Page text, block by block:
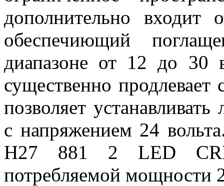
дополнительно входит
обеспечиющий
диапазоне от 12 до 30
существенно
позволяет
с напряжением 24
H27 881 2 LED
потребляемой мощности